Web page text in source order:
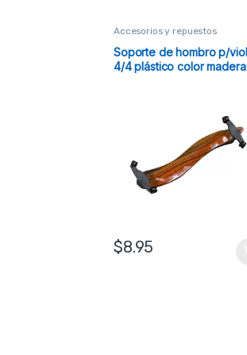
Accesorios y repuestos
Soporte de hombro p/
4/4 plástico color madera
$8.95